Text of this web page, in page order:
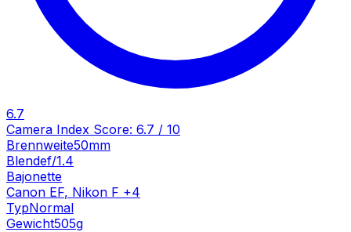
6.7
Camera Index Score: 6.7 / 10
Brennweite50mm
Blendef/1.4
Bajonette
Canon EF, Nikon F +4
TypNormal
Gewicht505g